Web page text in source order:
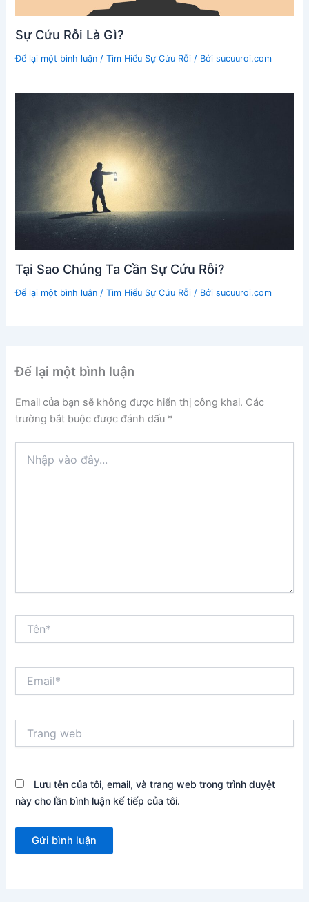
Sự Cứu Rỗi Là Gì?
Để lại một bình luận /Tìm Hiểu Sự Cứu Rỗi / Bởisucuuroi.com
Tại Sao Chúng Ta Cần Sự Cứu Rỗi?
Để lại một bình luận /Tìm Hiểu Sự Cứu Rỗi / Bởisucuuroi.com
Để lại một bình luận
Email của bạn sẽ không được hiển thị công khai. Các
trường bắt buộc được đánh dấu *
vào
web
Lưu tên của tôi, email, và trang web trong trình duyệt
này cho lần bình luận kế tiếp của tôi.